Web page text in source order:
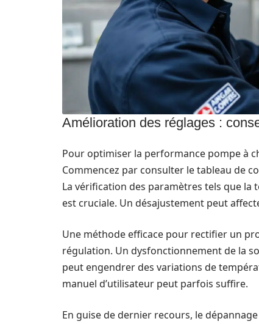
Amélioration des réglages :
Pour optimiser la performance pompe à
Commencez par consulter le tableau de
La vérification des paramètres tels que
est cruciale. Un désajustement peut
Une méthode efficace pour rectifier un
régulation. Un dysfonctionnement de la
peut engendrer des variations de
manuel d’utilisateur peut parfois suffire.
En guise de dernier recours, le